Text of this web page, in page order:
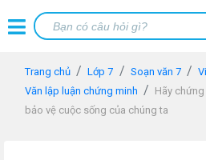
Trang chủ Lớp 7 Soạn văn 7
Văn lập luận chứng minh
Hãy
bảo vệ cuộc sống của chúng ta